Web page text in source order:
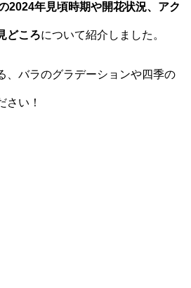
2024年見頃時期や開花状況、アク
どころについて紹介しました。
、バラのグラデーションや四季の
さい！